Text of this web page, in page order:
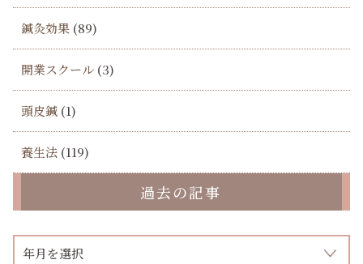
鍼灸効果 (89)
開業スクール (3)
頭皮鍼 (1)
養生法 (119)
過去の記事